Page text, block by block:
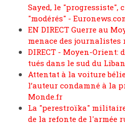
Sayed, le "progressiste",
"modérés" -
EN DIRECT Guerre au
menace des
DIRECT - Moyen-Orient:
tués dans le sud du
Attentat à la voiture
l’auteur condamné à la
Monde.fr
La "perestroïka"
de la refonte de l'armée